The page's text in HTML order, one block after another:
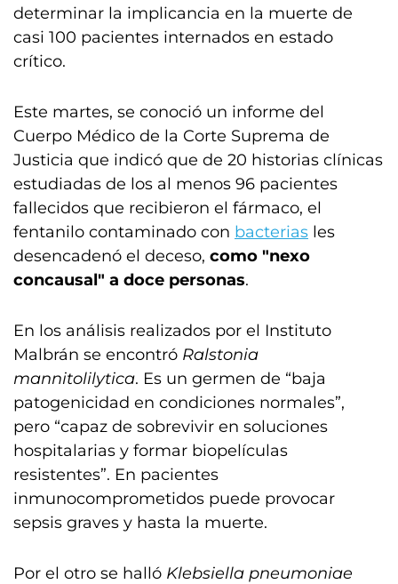
determinar la implicancia en la muerte de
casi 100 pacientes internados en estado
crítico.
Este martes, se conoció un informe del
Cuerpo Médico de la Corte Suprema de
Justicia que indicó que de 20 historias clínicas
estudiadas de los al menos 96 pacientes
fallecidos que recibieron el fármaco, el
fentanilo contaminado con bacterias les
desencadenó el deceso, como "nexo
concausal" a doce personas.
En los análisis realizados por el Instituto
Malbrán se encontró Ralstonia
mannitolilytica. Es un germen de “baja
patogenicidad en condiciones normales”,
pero “capaz de sobrevivir en soluciones
hospitalarias y formar biopelículas
resistentes”. En pacientes
inmunocomprometidos puede provocar
sepsis graves y hasta la muerte.
Por el otro se halló Klebsiella pneumoniae